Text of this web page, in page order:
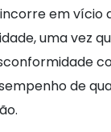
em vício
uma vez
de